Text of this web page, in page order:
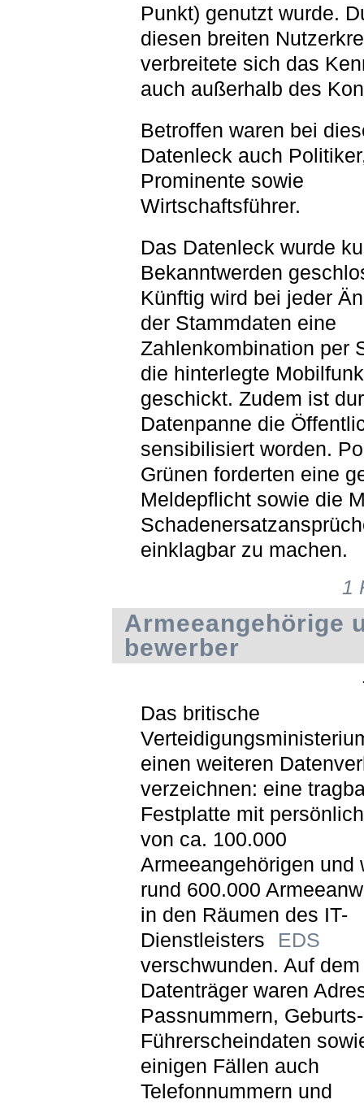
Punkt) genutzt wurde.
diesen breiten
verbreitete sich das
auch außerhalb des
Betroffen waren bei
Datenleck auch
Prominente sowie
Wirtschaftsführer.
Das Datenleck wurde
Bekanntwerden
Künftig wird bei jeder
der Stammdaten eine
Zahlenkombination per
die hinterlegte
geschickt. Zudem ist
Datenpanne die
sensibilisiert worden.
Grünen forderten eine
Meldepflicht sowie die
einklagbar zu machen.
1
Armeeangehörige
bewerber
Das britische
einen weiteren
verzeichnen: eine
Festplatte mit
von ca. 100.000
Armeeangehörigen und
rund 600.000
in den Räumen des IT-
Dienstleisters
EDS
verschwunden. Auf dem
Datenträger waren
Passnummern,
Führerscheindaten
einigen Fällen auch
Telefonnummern und